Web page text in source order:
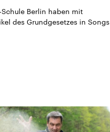
Berlin haben mit
des Grundgesetzes in Songs